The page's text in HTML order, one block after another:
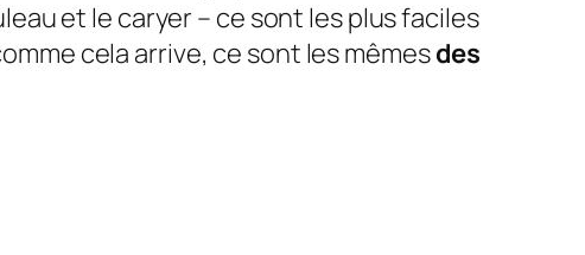
et le caryer – ce sont les plus faciles
cela arrive, ce sont les mêmesdes